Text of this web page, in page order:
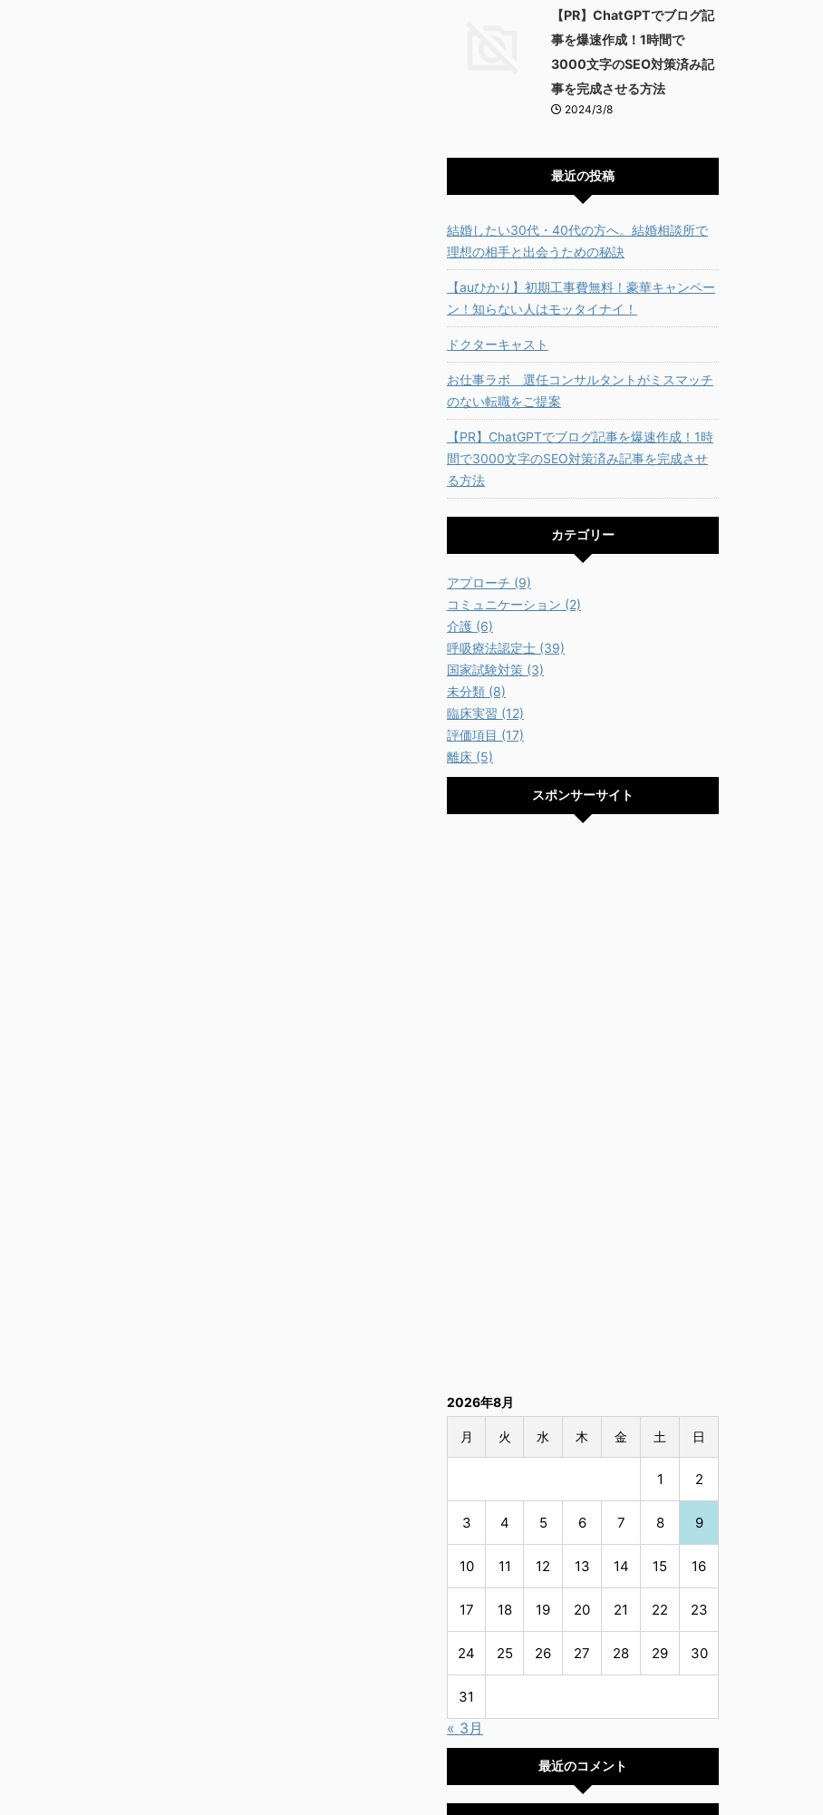
【PR】ChatGPTでブログ記
事を爆速作成！1時間で
3000文字のSEO対策済み記
事を完成させる方法
2024/3/8
最近の投稿
結婚したい30代・40代の方へ。結婚相談所で
理想の相手と出会うための秘訣
【auひかり】初期工事費無料！豪華キャンペー
ン！知らない人はモッタイナイ！
ドクターキャスト
お仕事ラボ 選任コンサルタントがミスマッチ
のない転職をご提案
【PR】ChatGPTでブログ記事を爆速作成！1時
間で3000文字のSEO対策済み記事を完成させ
る方法
カテゴリー
アプローチ (9)
コミュニケーション (2)
介護 (6)
呼吸療法認定士 (39)
国家試験対策 (3)
未分類 (8)
臨床実習 (12)
評価項目 (17)
離床 (5)
スポンサーサイト
2026年8月
月 火 水 木 金 土 日
1 2
3 4 5 6 7 8 9
10 11 12 13 14 15 16
17 18 19 20 21 22 23
24 25 26 27 28 29 30
31
« 3月
最近のコメント